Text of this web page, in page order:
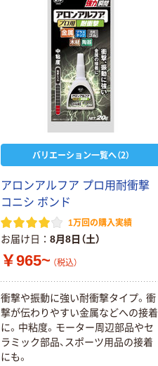
バリエーション一覧へ（2）
アロンアルフア プロ用耐衝撃
コニシ ボンド
1万回の購入実績
お届け日 8月8日（土）
￥965~ （税込）
衝撃や振動に強い耐衝撃タイプ。衝
撃が伝わりやすい金属などへの接着
に。中粘度。モーター周辺部品やセ
ラミック部品、スポーツ用品の接着
にも。